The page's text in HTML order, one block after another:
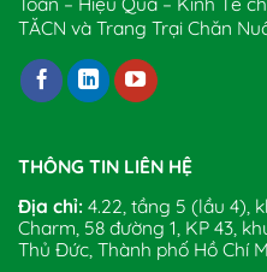
TĂCN và Trang Trại Chăn
THÔNG TIN LIÊN HỆ
Địa chỉ: 4.22, tầng 5 (lầu 4),
Charm, 58 đường 1, KP 43,
Thủ Đức, Thành phố Hồ Chí